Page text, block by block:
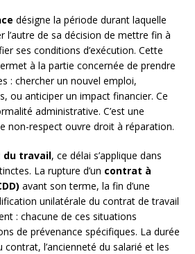
désigne la période durant laquelle
de sa décision de mettre fin à
ses conditions d’exécution. Cette
à la partie concernée de prendre
: chercher un nouvel emploi,
ou anticiper un impact financier. Ce
administrative. C’est une
non-respect ouvre droit à réparation.
du travail, ce délai s’applique dans
La rupture d’un contrat à
avant son terme, la fin d’une
unilatérale du contrat de travail
: chacune de ces situations
de prévenance spécifiques. La durée
l’ancienneté du salarié et les